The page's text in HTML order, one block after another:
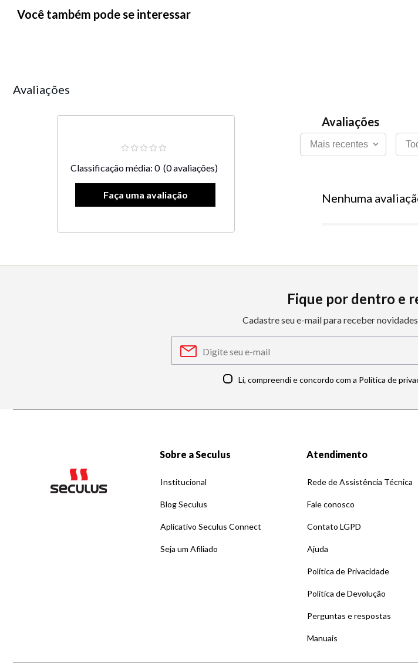
Você também pode se interessar
Avaliações
Classificação média: 0 (0 avaliações)
Mais recentes
Nenhuma
Fique por dentro e
Cadastre seu e-mail para receber
Li, compreendi e concordo com a Política de
Sobre a Seculus
Institucional
Blog Seculus
Aplicativo Seculus Connect
Seja um Afiliado
Atendimento
Rede de Assistência Técnica
Fale conosco
Contato LGPD
Ajuda
Política de Privacidade
Política de Devolução
Perguntas e respostas
Manuais